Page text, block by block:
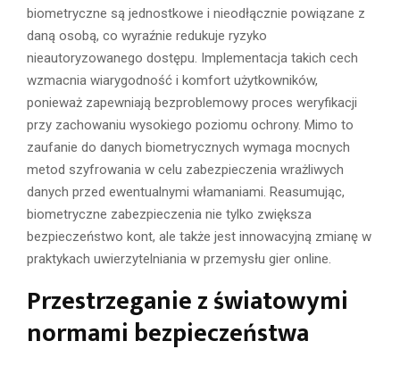
biometryczne są jednostkowe i nieodłącznie powiązane z
daną osobą, co wyraźnie redukuje ryzyko
nieautoryzowanego dostępu. Implementacja takich cech
wzmacnia wiarygodność i komfort użytkowników,
ponieważ zapewniają bezproblemowy proces weryfikacji
przy zachowaniu wysokiego poziomu ochrony. Mimo to
zaufanie do danych biometrycznych wymaga mocnych
metod szyfrowania w celu zabezpieczenia wrażliwych
danych przed ewentualnymi włamaniami. Reasumując,
biometryczne zabezpieczenia nie tylko zwiększa
bezpieczeństwo kont, ale także jest innowacyjną zmianę w
praktykach uwierzytelniania w przemysłu gier online.
Przestrzeganie z światowymi
normami bezpieczeństwa